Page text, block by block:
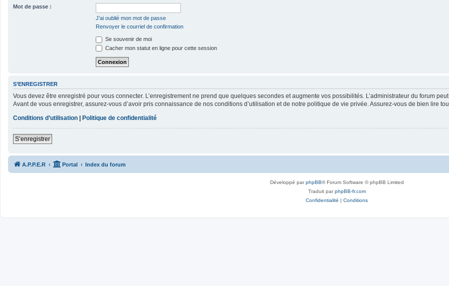
Mot de passe :
J’ai oublié mon mot de passe
Renvoyer le courriel de confirmation
Se souvenir de moi
Cacher mon statut en ligne pour cette session
S’ENREGISTRER
Vous devez être enregistré pour vous connecter. L’enregistrement ne prend que quelques secondes et augmente vos possibilités. L’administrateur du forum
Avant de vous enregistrer, assurez-vous d’avoir pris connaissance de nos conditions d’utilisation et de notre politique de vie privée. Assurez-vous de bien lire
Conditions d’utilisation | Politique de confidentialité
S’enregistrer
A.P.P.E.R Portal Index du forum
Développé parphpBB® Forum Software © phpBB Limited
Traduit parphpBB-fr.com
Confidentialité | Conditions